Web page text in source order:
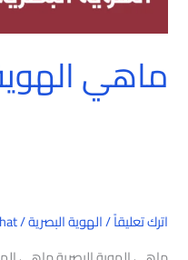
ماهي
اترك تعليقاً/الهوية البصرية/